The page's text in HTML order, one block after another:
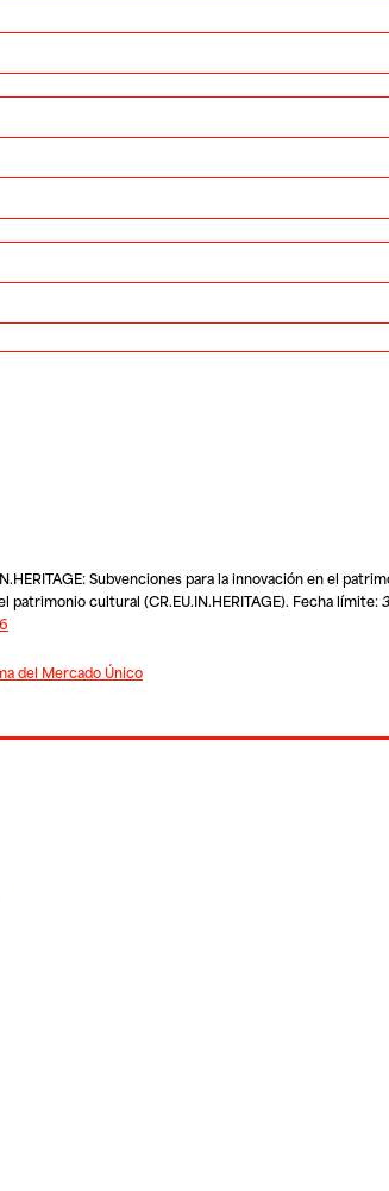
Subvenciones para la innovación en el
cultural (CR.EU.IN.HERITAGE). Fecha límite:
del Mercado Único